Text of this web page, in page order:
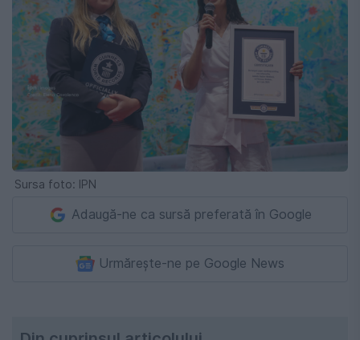
Sursa foto: IPN
Adaugă-ne ca sursă preferată în Google
Urmărește-ne pe Google News